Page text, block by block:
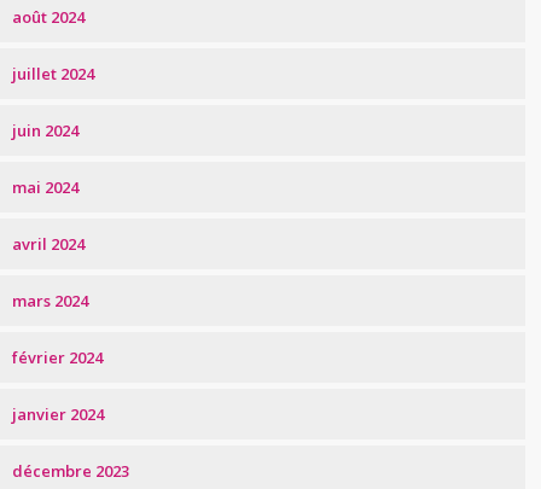
août 2024
juillet 2024
juin 2024
mai 2024
avril 2024
mars 2024
février 2024
janvier 2024
décembre 2023